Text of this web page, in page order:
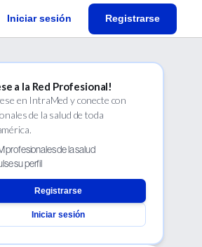
Iniciar sesión Registrarse
a la Red Profesional!
en IntraMed y conecte con
de la salud de toda
profesionales de la salud
su perfil
Registrarse
Iniciar sesión